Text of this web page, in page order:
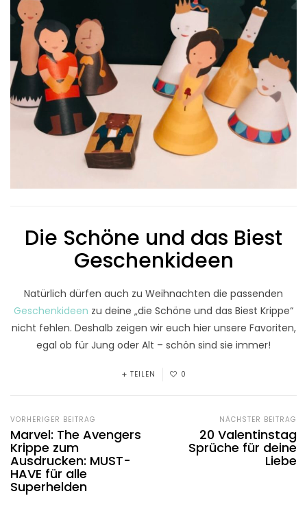
Die Schöne und das Biest
Geschenkideen
Natürlich dürfen auch zu Weihnachten die passenden
Geschenkideen zu deine „die Schöne und das Biest Krippe“
nicht fehlen. Deshalb zeigen wir euch hier unsere Favoriten,
egal ob für Jung oder Alt – schön sind sie immer!
TEILEN 0
VORHERIGER BEITRAG
Marvel: The Avengers
Krippe zum
Ausdrucken: MUST-
HAVE für alle
Superhelden
NÄCHSTER BEITRAG
20 Valentinstag
Sprüche für deine
Liebe